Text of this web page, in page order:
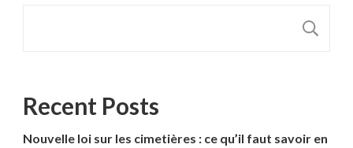
Recent Posts
Nouvelle loi sur les cimetières : ce qu’il faut savoir en